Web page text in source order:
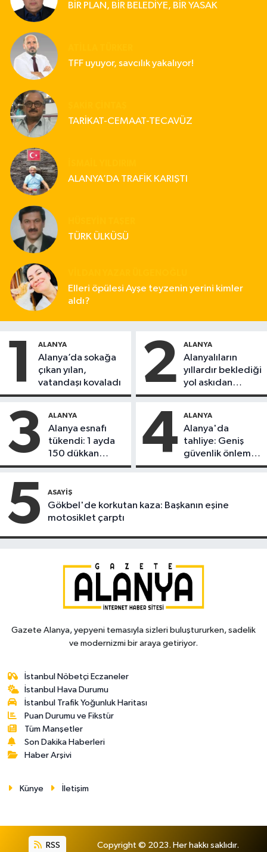
BİR PLAN, BİR BELEDİYE, BİR YASAK
TFF uyuyor, savcılık yakalıyor!
TARİKAT-CEMAAT-TECAVÜZ
ALANYA’DA TRAFİK KARIŞTI
TÜRK ÜLKÜSÜ
Elleri öpülesi Ayşe teyzenin yerini kimler
aldı?
1 ALANYA
Alanya’da sokağa
çıkan yılan,
vatandaşı kovaladı
2 ALANYA
Alanyalıların
yıllardır beklediği
yol askıdan
döndü
3 ALANYA
Alanya esnafı
tükendi: 1 ayda
150 dükkan
kapandı
4 ALANYA
Alanya'da
tahliye: Geniş
güvenlik önlemi
alındı
5 ASAYIŞ
Gökbel'de korkutan kaza: Başkanın eşine
motosiklet çarptı
Gazete Alanya, yepyeni temasıyla sizleri buluştururken, sadelik
ve modernizmi bir araya getiriyor.
İstanbul Nöbetçi Eczaneler
İstanbul Hava Durumu
İstanbul Trafik Yoğunluk Haritası
Puan Durumu ve Fikstür
Tüm Manşetler
Son Dakika Haberleri
Haber Arşivi
Künye İletişim
RSS Copyright © 2023. Her hakkı saklıdır.